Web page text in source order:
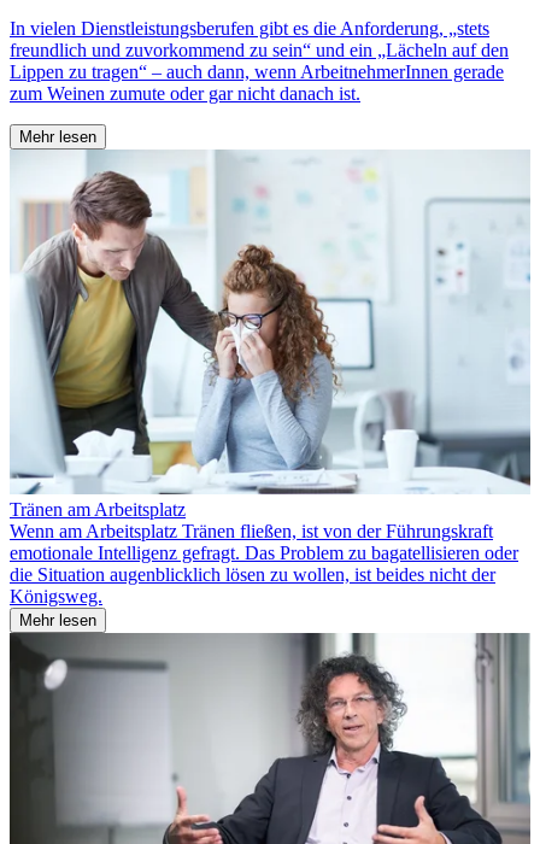
In vielen Dienstleistungsberufen gibt es die Anforderung, „stets
freundlich und zuvorkommend zu sein“ und ein „Lächeln auf den
Lippen zu tragen“ – auch dann, wenn ArbeitnehmerInnen gerade
zum Weinen zumute oder gar nicht danach ist.
Mehr lesen
Tränen am Arbeitsplatz
Wenn am Arbeitsplatz Tränen fließen, ist von der Führungskraft
emotionale Intelligenz gefragt. Das Problem zu bagatellisieren oder
die Situation augenblicklich lösen zu wollen, ist beides nicht der
Königsweg.
Mehr lesen